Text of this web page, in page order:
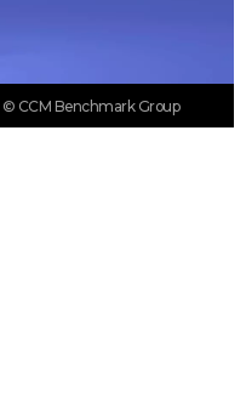
© CCM Benchmark Group